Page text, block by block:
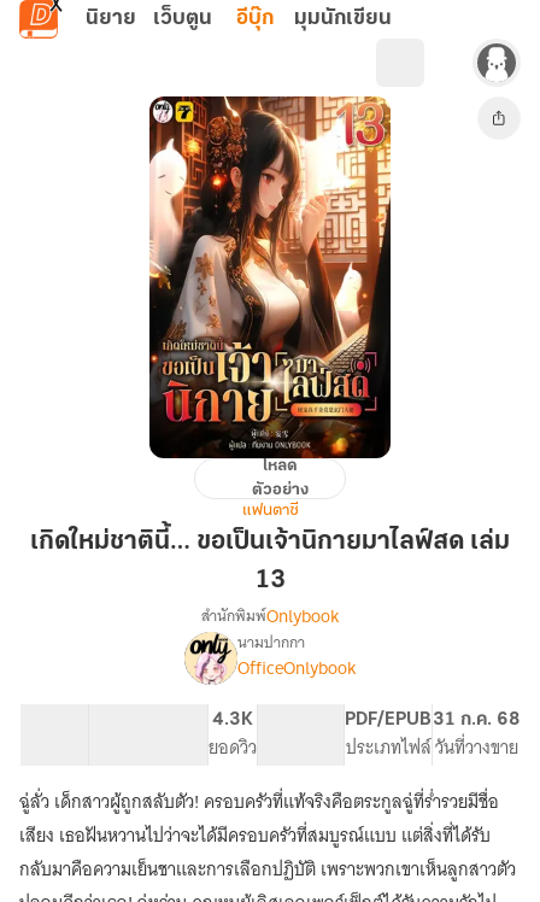
ข้ามไปยังเนื้อหาหลัก
นิยาย เว็บตูน อีบุ๊ก มุมนักเขียน
ชาติ
นิกาย
เล่ม
13
โหลด
ตัวอย่าง
แฟนตาซี
เกิดใหม่ชาตินี้… ขอเป็นเจ้านิกายมาไลฟ์สด เล่ม
13
เรื่อง[จบ]
เกิด
เป็น
เจ้า
นิกาย
มา
ไลฟ์
สำนักพิมพ์Onlybook
นามปากกา
OfficeOnlybook
4.3K
ยอดวิว
PDF/EPUB
ประเภทไฟล์
31 ก.ค. 68
วันที่วางขาย
ฉู่ลั่ว เด็กสาวผู้ถูกสลับตัว! ครอบครัวที่แท้จริงคือตระกูลฉู่ที่ร่ำรวยมีชื่อ
เสียง เธอฝันหวานไปว่าจะได้มีครอบครัวที่สมบูรณ์แบบ แต่สิ่งที่ได้รับ
กลับมาคือความเย็นชาและการเลือกปฏิบัติ เพราะพวกเขาเห็นลูกสาวตัว